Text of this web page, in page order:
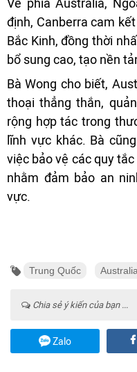
Về phía Australia,
định, Canberra cam
Bắc Kinh, đồng thời
bổ sung cao, tạo nền
Bà Wong cho biết,
thoại thẳng thắn,
rộng hợp tác trong
lĩnh vực khác. Bà
việc bảo vệ các quy
nhằm đảm bảo an
vực.
Trung Quốc Australia
Chia sẻ ý kiến của bạn ...
Zalo